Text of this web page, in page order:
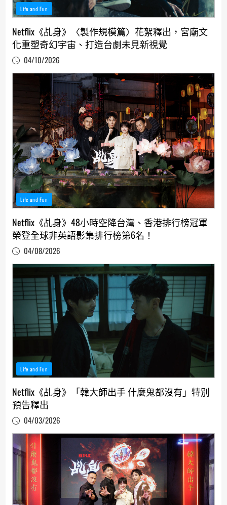
Life and Fun
Netflix《乩身》〈製作規模篇〉花絮釋出，宮廟文
化重塑奇幻宇宙、打造台劇未見新視覺
04/10/2026
Life and Fun
Netflix《乩身》48小時空降台灣、香港排行榜冠軍
榮登全球非英語影集排行榜第6名！
04/08/2026
Life and Fun
Netflix《乩身》「韓大師出手 什麼鬼都沒有」特別
預告釋出
04/03/2026